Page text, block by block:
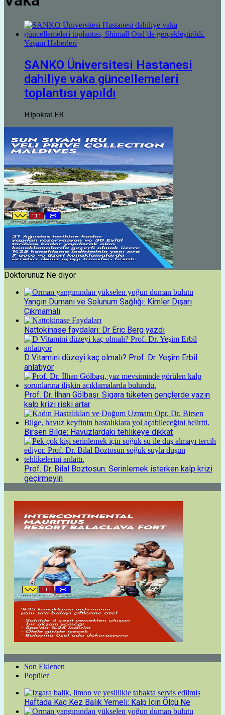
Yaşam Haberleri
SANKO Üniversitesi Hastanesi
dahiliye vaka güncellemeleri
toplantısı yapıldı
Hipokrat FR
Doktorunuz Ne diyor
Yangın Dumanı ve Solunum Sağlığı: Kimler Dışarı
Çıkmamalı
Nattokinase faydaları: Dr Eric Berg yazdı
D Vitamini düzeyi kaç olmalı? Prof. Dr. Yeşim Erbil
anlatıyor
Prof. Dr. İlhan Gölbaşı: Sigara tüketen gençlerde yazın
kalp krizi riski artar
Birsen Bilge: Havuzlardaki tehlikeye dikkat
Prof. Dr. Bilal Boztosun: Serinlemek isterken kalp krizi
geçirmeyin
Son Eklenen
Popüler
Haftada Kaç Kez Balık Yemeli: Kalp İçin Ölçü Ne